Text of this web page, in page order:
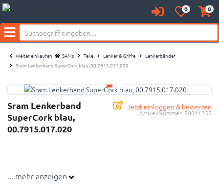
AnmeldenMerkzettel
aufklappen
0 0
Menü
Weiter einkaufen SAMs Teile Lenker & Griffe
Lenkerbänder
Sram Lenkerband SuperCork blau, 00.7915.017.020
Jetzt einloggen & bewerten
Artikel-Nummer: 50011255
Sram Lenkerband
SuperCork blau,
00.7915.017.020
... mehr anzeigen